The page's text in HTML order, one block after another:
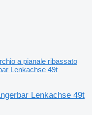
a pianale ribassato
Lenkachse 49t
Lenkachse 49t